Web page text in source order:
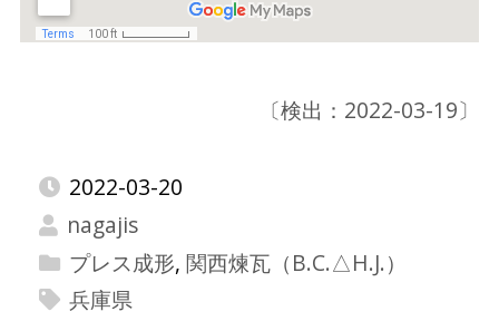
〔検出：2022-03-19〕
2022-03-20
nagajis
プレス成形, 関西煉瓦（B.C.△H.J.）
兵庫県